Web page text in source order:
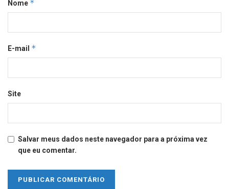
Nome *
E-mail *
Site
Salvar meus dados neste navegador para a próxima vez
que eu comentar.